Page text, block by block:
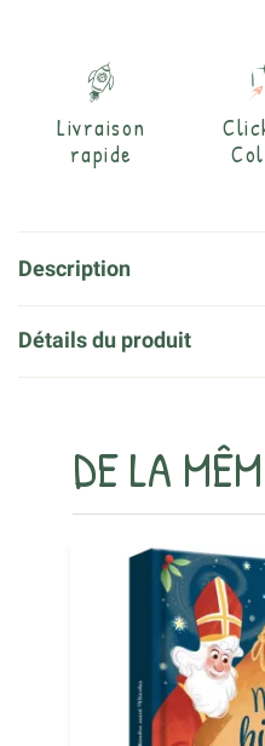
Livraison
rapide
Description
Détails du produit
DE LA